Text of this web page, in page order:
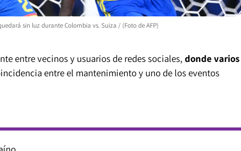
sin luz durante Colombia vs. Suiza / (Foto de AFP)
entre vecinos y usuarios de redes sociales, donde varios
entre el mantenimiento y uno de los eventos